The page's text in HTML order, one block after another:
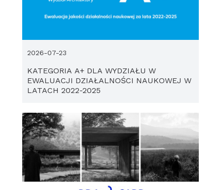
KATEGORIA A+ DLA WYDZIAŁU W
EWALUACJI DZIAŁALNOŚCI NAUKOWEJ W
LATACH 2022-2025
2026-07-23